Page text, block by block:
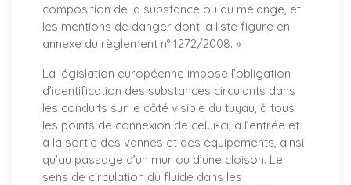
composition de la substance ou du mélange, et
les mentions de danger dont la liste figure en
annexe du règlement n° 1272/2008. »
La législation européenne impose l’obligation
d’identification des substances circulants dans
les conduits sur le côté visible du tuyau, à tous
les points de connexion de celui-ci, à l’entrée et
à la sortie des vannes et des équipements, ainsi
qu’au passage d’un mur ou d’une cloison. Le
sens de circulation du fluide dans les